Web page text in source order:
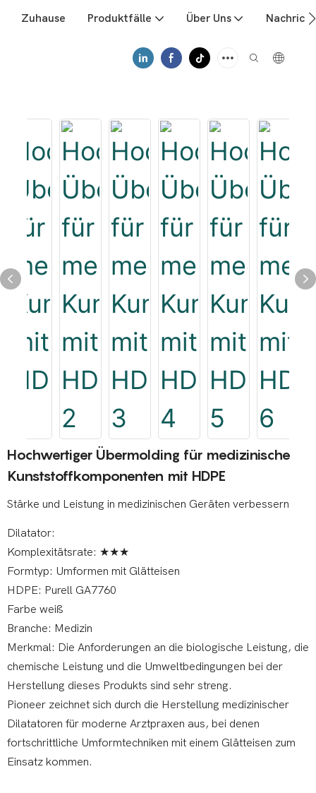
Zuhause Produktfälle Über Uns
Hochwertiger Übermolding für medizinische
Kunststoffkomponenten mit HDPE
Stärke und Leistung in medizinischen Geräten verbessern
Dilatator:
Komplexitätsrate: ★★★
Formtyp: Umformen mit Glätteisen
HDPE: Purell GA7760
Farbe weiß
Branche: Medizin
Merkmal: Die Anforderungen an die biologische Leistung, die
chemische Leistung und die Umweltbedingungen bei der
Herstellung dieses Produkts sind sehr streng.
Pioneer zeichnet sich durch die Herstellung medizinischer
Dilatatoren für moderne Arztpraxen aus, bei denen
fortschrittliche Umformtechniken mit einem Glätteisen zum
Einsatz kommen.